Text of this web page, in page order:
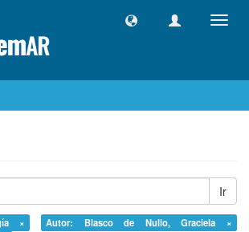
Ir
×
Autor: Blasco de Nullo, Graciela ×